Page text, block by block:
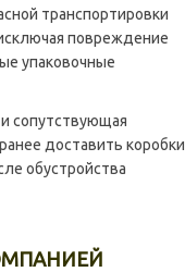
транспортировки
повреждение
упаковочные
и сопутствующая
доставить коробки
обустройства